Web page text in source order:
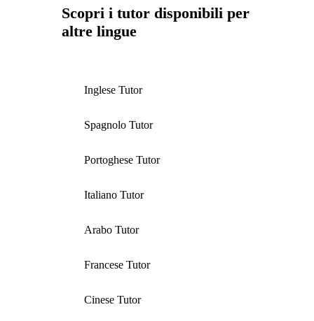
Scopri i tutor disponibili per
altre lingue
Inglese Tutor
Spagnolo Tutor
Portoghese Tutor
Italiano Tutor
Arabo Tutor
Francese Tutor
Cinese Tutor